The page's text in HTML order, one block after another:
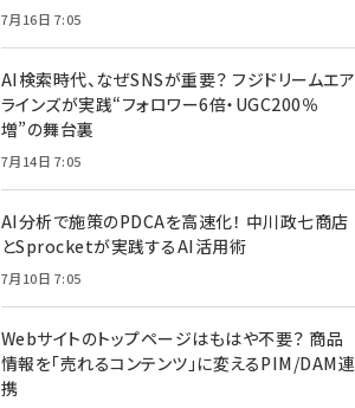
7月16日 7:05
AI検索時代、なぜSNSが重要？ フジドリームエア
ラインズが実践“フォロワー6倍・UGC200％
増”の舞台裏
7月14日 7:05
AI分析で施策のPDCAを高速化！ 中川政七商店
とSprocketが実践するAI活用術
7月10日 7:05
Webサイトのトップページはもはや不要？ 商品
情報を「売れるコンテンツ」に変えるPIM/DAM連
携